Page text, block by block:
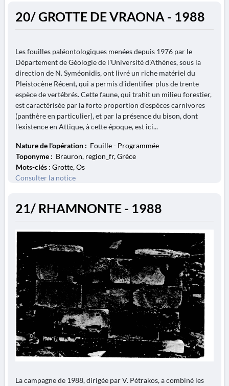
20/ GROTTE DE VRAONA - 1988
Les fouilles paléontologiques menées depuis 1976 par le
Département de Géologie de l'Université d'Athènes, sous la
direction de N. Syméonidis, ont livré un riche matériel du
Pleistocène Récent, qui a permis d'identifier plus de trente
espèce de vertébrés. Cette faune, qui trahit un milieu forestier,
est caractérisée par la forte proportion d'espèces carnivores
(panthère en particulier), et par la présence du bison, dont
l'existence en Attique, à cette époque, est ici...
Nature de l'opération : Fouille - Programmée
Toponyme : Brauron, region_fr, Grèce
Mots-clés : Grotte, Os
Consulter la notice
21/ RHAMNONTE - 1988
La campagne de 1988, dirigée par V. Pétrakos, a combiné les